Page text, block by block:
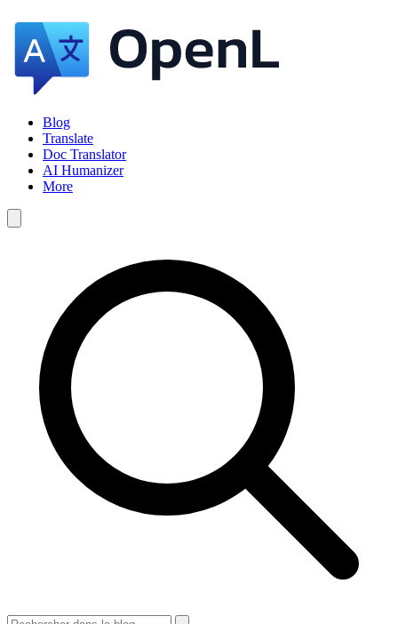
Blog
Translate
Doc Translator
AI Humanizer
More